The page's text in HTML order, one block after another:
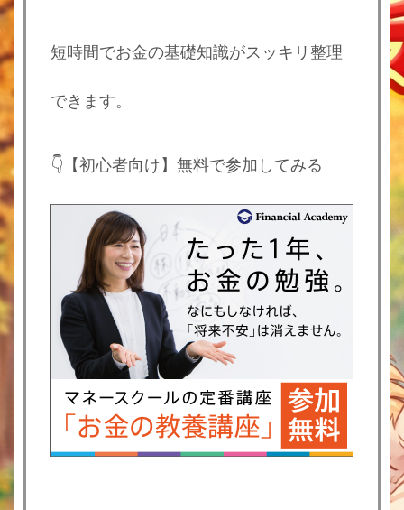
短時間でお金の基礎知識がスッキリ整理
できます。
👇【初心者向け】無料で参加してみる